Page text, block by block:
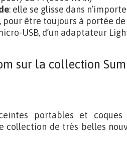
: elle se glisse dans
pour être toujours à portée
USB, d’un adaptateur
sur la collection
portables et
collection de très belles